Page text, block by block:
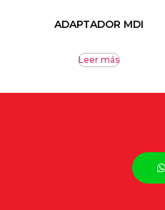
ADAPTADOR MDI
Leer más